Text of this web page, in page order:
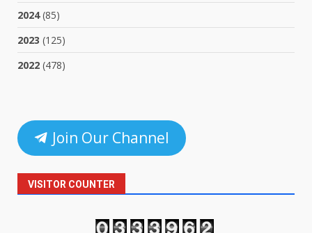
2024(85)
2023 (125)
2022 (478)
Join Our Channel
VISITOR COUNTER